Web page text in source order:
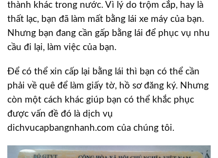
thành khác trong nước. Vì lý do trộm cắp, hay là
thất lạc, bạn đã làm mất bằng lái xe máy của bạn.
Nhưng bạn đang cần gấp bằng lái để phục vụ nhu
cầu đi lại, làm việc của bạn.
Để có thể xin cấp lại bằng lái thì bạn có thể cần
phải về quê để làm giấy tờ, hồ sơ đăng ký. Nhưng
còn một cách khác giúp bạn có thể khắc phục
được vấn đề đó là dịch vụ
dichvucapbangnhanh.com của chúng tôi.